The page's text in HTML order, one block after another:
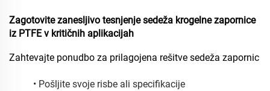
Zagotovite zanesljivo tesnjenje sedeža krogelne zapornice
iz PTFE v kritičnih aplikacijah
Zahtevajte ponudbo za prilagojena rešitve sedeža zapornic
• Pošljite svoje risbe ali specifikacije